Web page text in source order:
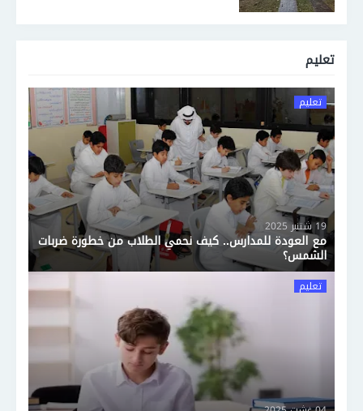
تعليم
تعليم
19 شتنبر 2025
مع العودة للمدارس.. كيف نحمي الطلاب من خطورة ضربات
الشمس؟
تعليم